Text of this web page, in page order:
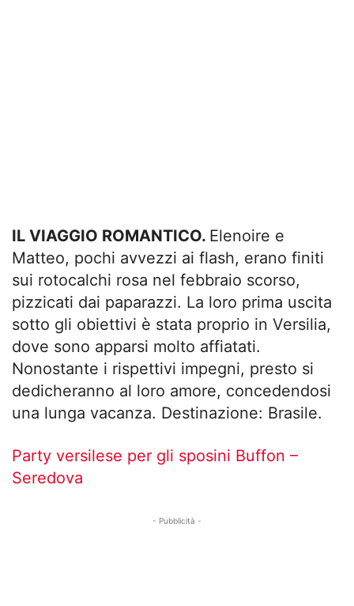
IL VIAGGIO ROMANTICO. Elenoire e
Matteo, pochi avvezzi ai flash, erano finiti
sui rotocalchi rosa nel febbraio scorso,
pizzicati dai paparazzi. La loro prima uscita
sotto gli obiettivi è stata proprio in Versilia,
dove sono apparsi molto affiatati.
Nonostante i rispettivi impegni, presto si
dedicheranno al loro amore, concedendosi
una lunga vacanza. Destinazione: Brasile.
Party versilese per gli sposini Buffon –
Seredova
- Pubblicità -